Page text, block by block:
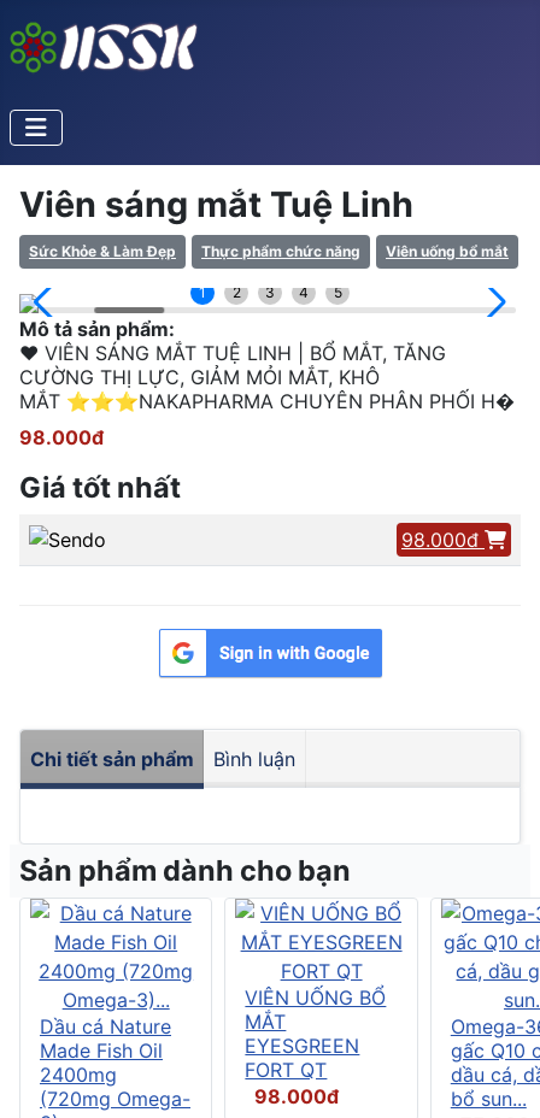
Viên sáng mắt Tuệ Linh
Sức Khỏe & Làm Đẹp Thực phẩm chức năng Viên uống bổ mắt
1 2 3 4 5
Mô tả sản phẩm:
❤ VIÊN SÁNG MẮT TUỆ LINH | BỔ MẮT, TĂNG
CƯỜNG THỊ LỰC, GIẢM MỎI MẮT, KHÔ
MẮT ⭐⭐⭐NAKAPHARMA CHUYÊN PHÂN PHỐI H�
98.000đ
Giá tốt nhất
98.000đ
Chi tiết sản phẩm Bình luận
Sản phẩm dành cho bạn
Dầu cá Nature
Made Fish Oil
2400mg
(720mg Omega-
VIÊN UỐNG BỔ
MẮT
EYESGREEN
FORT QT
98.000đ
Omega-
gấc Q10
dầu cá,
bổ sun...